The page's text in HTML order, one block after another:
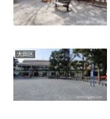
大田区